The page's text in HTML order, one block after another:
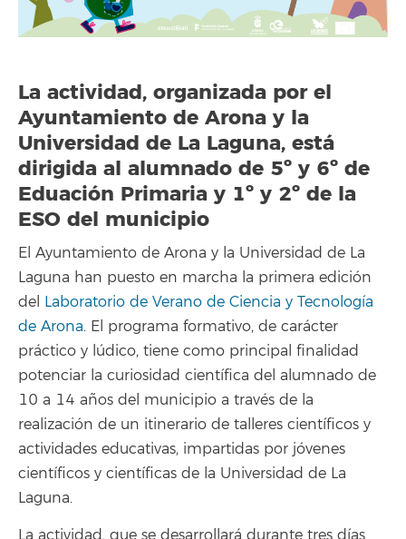
La actividad, organizada por el
Ayuntamiento de Arona y la
Universidad de La Laguna, está
dirigida al alumnado de 5º y 6º de
Eduación Primaria y 1º y 2º de la
ESO del municipio
El Ayuntamiento de Arona y la Universidad de La
Laguna han puesto en marcha la primera edición
del Laboratorio de Verano de Ciencia y Tecnología
de Arona. El programa formativo, de carácter
práctico y lúdico, tiene como principal finalidad
potenciar la curiosidad científica del alumnado de
10 a 14 años del municipio a través de la
realización de un itinerario de talleres científicos y
actividades educativas, impartidas por jóvenes
científicos y científicas de la Universidad de La
Laguna.
La actividad, que se desarrollará durante tres días